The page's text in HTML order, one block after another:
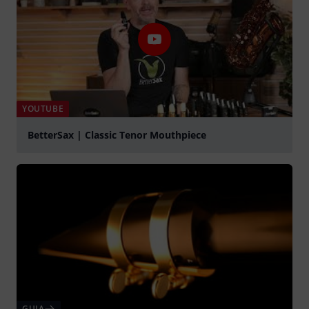
YOUTUBE
BetterSax | Classic Tenor Mouthpiece